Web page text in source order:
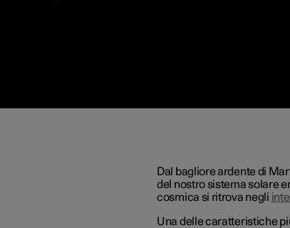
Dal bagliore ardente di
del nostro sistema solare
cosmica si ritrova negli
Una delle caratteristiche